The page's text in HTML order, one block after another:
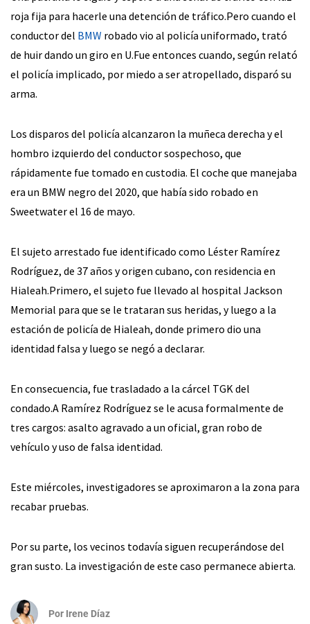
roja fija para hacerle una detención de tráfico.Pero cuando el
conductor del BMW robado vio al policía uniformado, trató
de huir dando un giro en U.Fue entonces cuando, según relató
el policía implicado, por miedo a ser atropellado, disparó su
arma.
Los disparos del policía alcanzaron la muñeca derecha y el
hombro izquierdo del conductor sospechoso, que
rápidamente fue tomado en custodia. El coche que manejaba
era un BMW negro del 2020, que había sido robado en
Sweetwater el 16 de mayo.
El sujeto arrestado fue identificado como Léster Ramírez
Rodríguez, de 37 años y origen cubano, con residencia en
Hialeah.Primero, el sujeto fue llevado al hospital Jackson
Memorial para que se le trataran sus heridas, y luego a la
estación de policía de Hialeah, donde primero dio una
identidad falsa y luego se negó a declarar.
En consecuencia, fue trasladado a la cárcel TGK del
condado.A Ramírez Rodríguez se le acusa formalmente de
tres cargos: asalto agravado a un oficial, gran robo de
vehículo y uso de falsa identidad.
Este miércoles, investigadores se aproximaron a la zona para
recabar pruebas.
Por su parte, los vecinos todavía siguen recuperándose del
gran susto. La investigación de este caso permanece abierta.
Por Irene Díaz